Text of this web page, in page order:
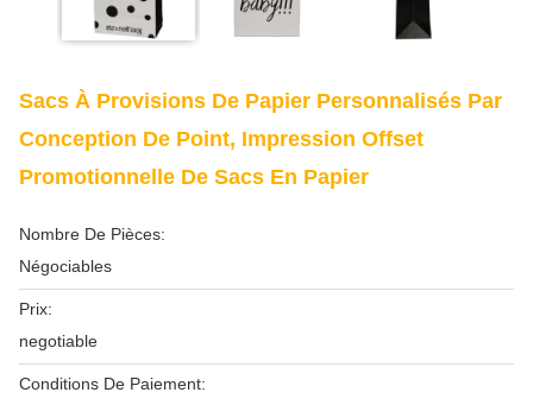
Sacs À Provisions De Papier Personnalisés Par
Conception De Point, Impression Offset
Promotionnelle De Sacs En Papier
Nombre De Pièces:
Négociables
Prix:
negotiable
Conditions De Paiement: